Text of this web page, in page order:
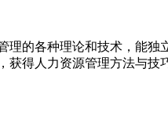
的各种理论和技术，能
得人力资源管理方法与